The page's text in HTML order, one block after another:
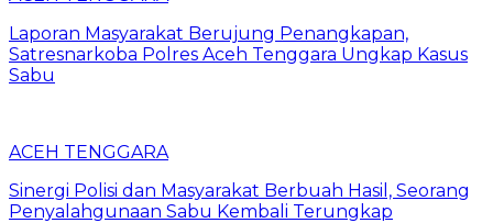
Laporan Masyarakat Berujung Penangkapan,
Satresnarkoba Polres Aceh Tenggara Ungkap Kasus
Sabu
ACEH TENGGARA
Sinergi Polisi dan Masyarakat Berbuah Hasil, Seorang
Penyalahgunaan Sabu Kembali Terungkap